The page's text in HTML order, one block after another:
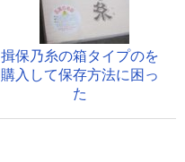
揖保乃糸の箱タイプのを
購入して保存方法に困っ
た